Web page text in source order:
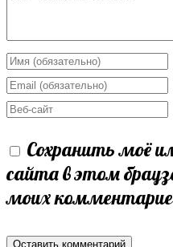
Enter
your
name
username
to
comment
Enter
your
address
to
comment
Enter
website
URL
(optional)
Сохранить моё
сайта в этом
моих